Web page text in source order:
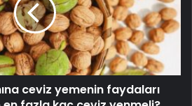
ceviz yemenin faydaları